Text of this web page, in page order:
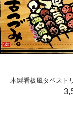
木製看板風タペスト